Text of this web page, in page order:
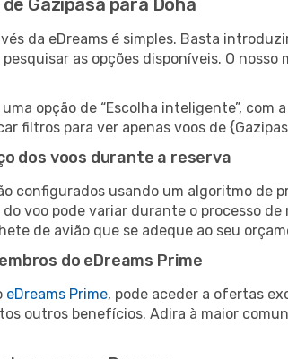
Gazipasa para Doha
da eDreams é simples. Basta
as opções disponíveis. O
opção de “Escolha inteligente”,
filtros para ver apenas voos de
dos voos durante a reserva
configurados usando um algoritmo de
voo pode variar durante o processo
de avião que se adeque ao seu
do eDreams Prime
eDreams Prime, pode aceder a ofertas
outros benefícios. Adira à maior